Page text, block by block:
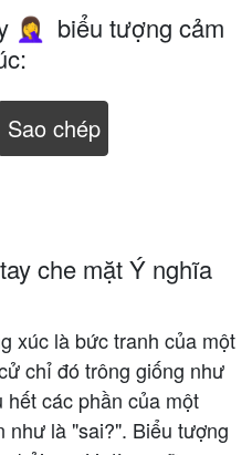
🤦‍♀️
biểu tượng cảm
Sao chép
che mặt Ý nghĩa
xúc là bức tranh của một
chỉ đó trông giống như
hết các phần của một
như là "sai?". Biểu tượng